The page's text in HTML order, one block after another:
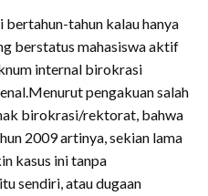
tahun kalau hanya
berstatus mahasiswa aktif
internal birokrasi
pengakuan salah
birokrasi/rektorat, bahwa
2009 artinya, sekian lama
kasus ini tanpa
sendiri, atau dugaan